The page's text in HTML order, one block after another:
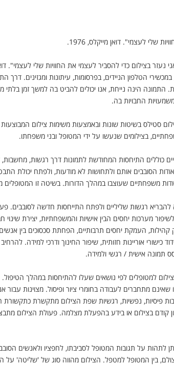
שלי לעצמי". דואן מייקלס, 1976.
הטלפון הניידים, בפרסומות, עיתונות ומגזינים. דרך
התמונה הינה נייחת, אנו יכולים להביט בה למשך זמן בלתי
החבויות בה.
סטילס בשיטות שונות ובאמצעות משימות צילום
בצילומים שנעשו על ידי המטופל ובני משפחתו.
כוללים התיחסות המחודשת לתמונות דרך רגשות, מחשבות,
הסובבים אותם ולתחושות לא מודעות, ולפתח יכולת
משפחתיים שעוצבו במהלך הדורות. בשיטה זו
רגשות שליליים ולפתח התייחסות חדשה לסובבים.
מערכות יחסים הבין אישיות והמשפחתיות, יצירת
קהילות, העמקת יחסים תרבותיים, הפחתת סכסוכים בין
כישורי אוריינות חזותית, שיפור החינוך ודרכי למידה.
תמונה אישית / רגשי ולמידה.
למטופלים לפי נושאים שעלו להתיחסות במהלך הטיפול.
מתחברים לעבודה בחומרי ציור ופיסול. מצוינות עבור
פיסיות, נפשיות, רגשיות שפת הצילום מתקשרת כתקשורת
קודם בצילום או בידע בהפעלת מצלמה. פעולת הצילום
לתהות על תגובות המטופל לסביבתו, לחפציו ולאנשים
בין המטופל למטפל. הצילום מהווה סוג של 'שליטה'